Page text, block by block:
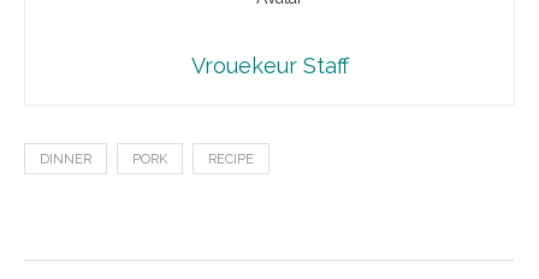
Vrouekeur Staff
DINNER PORK RECIPE